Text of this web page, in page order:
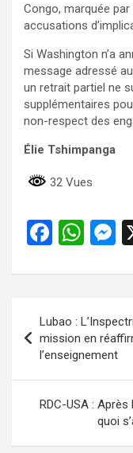
Congo, marquée
accusations
Si Washington n’a
message adressé
un retrait partiel ne
supplémentaires
non-respect des
Élie Tshimpanga
32 Vues
F
ce
b
o
o
k
W
at
s
A
p
p
g
er
de
l’article
Lubao :
mission en
l’enseignement
RDC-USA : Après
quoi